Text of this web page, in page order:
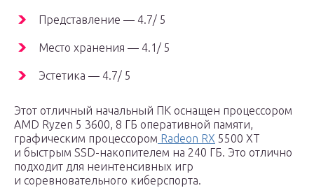
Представление — 4.7/ 5
Место хранения — 4.1/ 5
Эстетика — 4.7/ 5
Этот отличный начальный ПК оснащен процессором
AMD Ryzen 5 3600, 8 ГБ оперативной памяти,
графическим процессором Radeon RX 5500 XT
и быстрым SSD-накопителем на 240 ГБ. Это отлично
подходит для неинтенсивных игр
и соревновательного киберспорта.